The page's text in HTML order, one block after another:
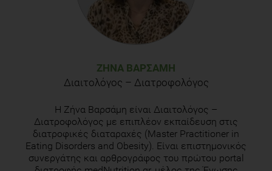
ΖΉΝΑ ΒΑΡΣΆΜΗ
Διαιτολόγος – Διατροφολόγος
Η Ζήνα Βαρσάμη είναι Διαιτολόγος –
Διατροφολόγος με επιπλέον εκπαίδευση στις
διατροφικές διαταραχές (Master Practitioner in
Eating Disorders and Obesity). Είναι επιστημονικός
συνεργάτης και αρθρογράφος του πρώτου portal